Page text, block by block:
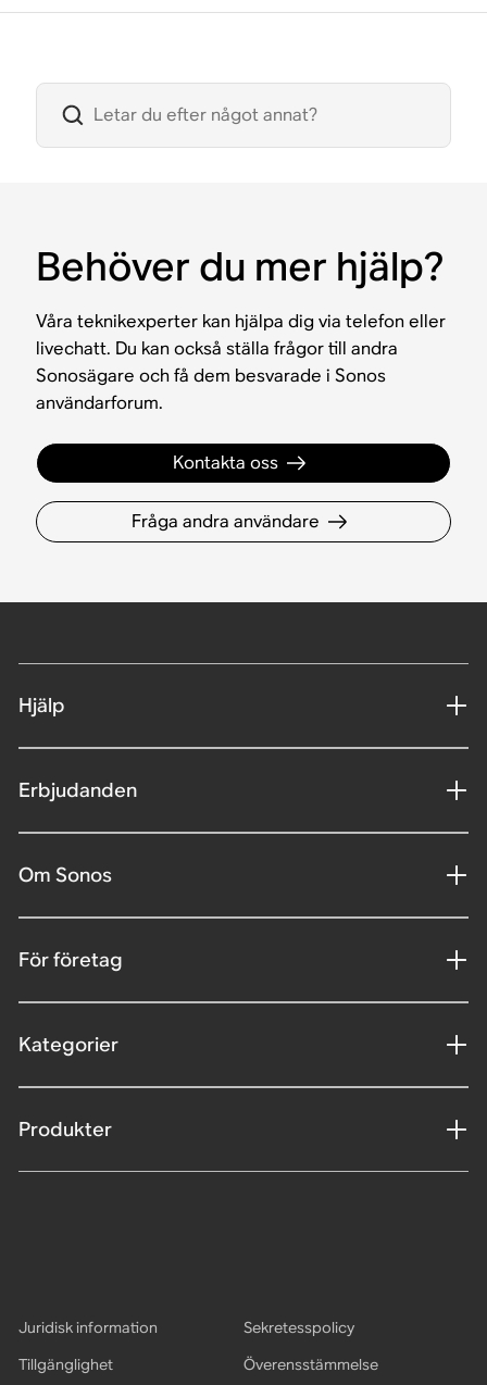
Behöver du mer hjälp?
Våra teknikexperter kan hjälpa dig via telefon eller
livechatt. Du kan också ställa frågor till andra
Sonosägare och få dem besvarade i Sonos
användarforum.
Kontakta oss
Fråga andra användare
Hjälp
Erbjudanden
Om Sonos
För företag
Kategorier
Produkter
Juridisk information
Sekretesspolicy
Tillgänglighet
Överensstämmelse